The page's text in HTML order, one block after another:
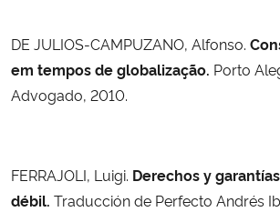
DE JULIOS-CAMPUZANO, Alfonso.
em tempos de globalização. Porto
Advogado, 2010.
FERRAJOLI, Luigi. Derechos y
débil. Traducción de Perfecto Andrés